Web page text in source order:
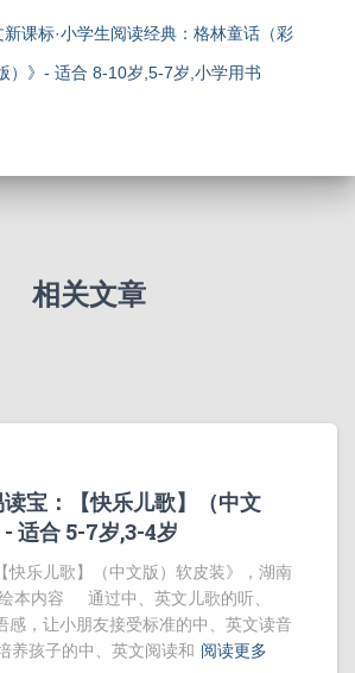
课标·小学生阅读经典：格林童话（彩
）》- 适合 8-10岁,5-7岁,小学用书
相关文章
宝：【快乐儿歌】（中文
适合 5-7岁,3-4岁
快乐儿歌】（中文版）软皮装》，湖南
本内容 通过中、英文儿歌的听、
感，让小朋友接受标准的中、英文读音
孩子的中、英文阅读和 阅读更多